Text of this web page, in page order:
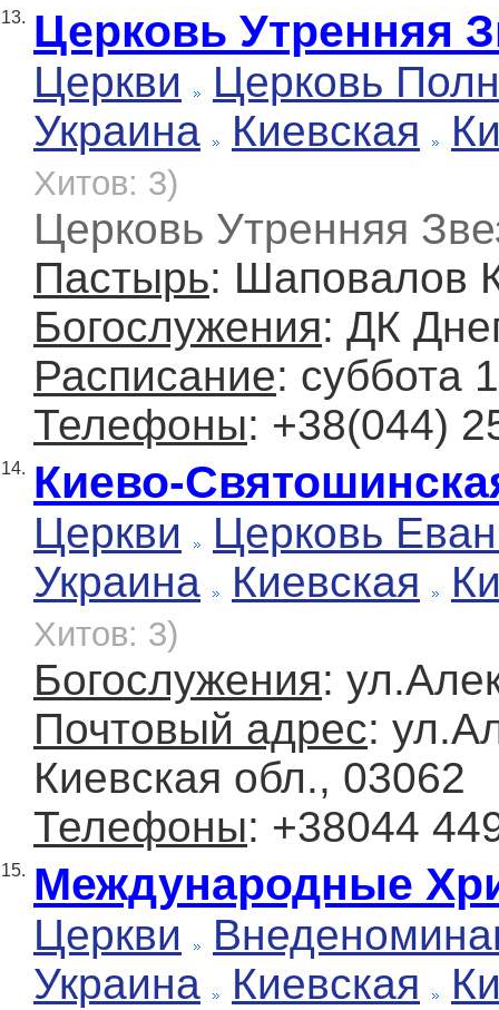
13. Церковь Утренняя
Церкви
Церковь
Украина
Киевская
Хитов: 3)
Церковь Утренняя
Пастырь: Шаповалов
Богослужения: ДК
Расписание: суббота
Телефоны: +38(044)
14. Киево-
Церкви
Церковь
Украина
Киевская
Хитов: 3)
Богослужения:
Почтовый адрес:
Киевская обл., 03062
Телефоны: +38044
15. Международные
Церкви
Украина
Киевская